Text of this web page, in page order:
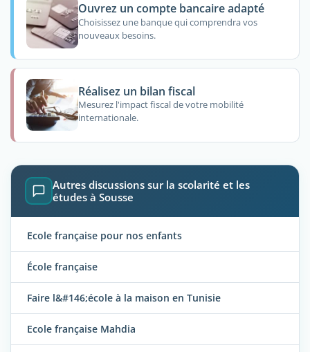
Ouvrez un compte bancaire adapté
Choisissez une banque qui comprendra vos
nouveaux besoins.
Réalisez un bilan fiscal
Mesurez l'impact fiscal de votre mobilité
internationale.
Autres discussions sur la scolarité et les
études à Sousse
Ecole française pour nos enfants
École française
Faire l&#146;école à la maison en Tunisie
Ecole française Mahdia